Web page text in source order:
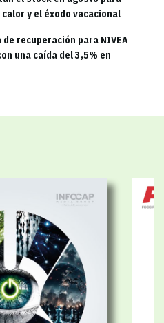
y el éxodo vacacional
recuperación para NIVEA
una caída del 3,5% en